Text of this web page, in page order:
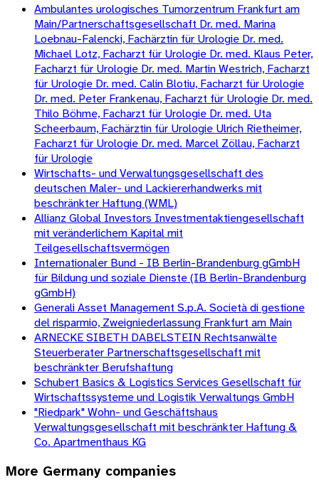
Ambulantes urologisches Tumorzentrum Frankfurt am
Main/Partnerschaftsgesellschaft Dr. med. Marina
Loebnau-Falencki, Fachärztin für Urologie Dr. med.
Michael Lotz, Facharzt für Urologie Dr. med. Klaus Peter,
Facharzt für Urologie Dr. med. Martin Westrich, Facharzt
für Urologie Dr. med. Calin Blotiu, Facharzt für Urologie
Dr. med. Peter Frankenau, Facharzt für Urologie Dr. med.
Thilo Böhme, Facharzt für Urologie Dr. med. Uta
Scheerbaum, Fachärztin für Urologie Ulrich Rietheimer,
Facharzt für Urologie Dr. med. Marcel Zöllau, Facharzt
für Urologie
Wirtschafts- und Verwaltungsgesellschaft des
deutschen Maler- und Lackiererhandwerks mit
beschränkter Haftung (WML)
Allianz Global Investors Investmentaktiengesellschaft
mit veränderlichem Kapital mit
Teilgesellschaftsvermögen
Internationaler Bund - IB Berlin-Brandenburg gGmbH
für Bildung und soziale Dienste (IB Berlin-Brandenburg
gGmbH)
Generali Asset Management S.p.A. Società di gestione
del risparmio, Zweigniederlassung Frankfurt am Main
ARNECKE SIBETH DABELSTEIN Rechtsanwälte
Steuerberater Partnerschaftsgesellschaft mit
beschränkter Berufshaftung
Schubert Basics & Logistics Services Gesellschaft für
Wirtschaftssysteme und Logistik Verwaltungs GmbH
"Riedpark" Wohn- und Geschäftshaus
Verwaltungsgesellschaft mit beschränkter Haftung &
Co. Apartmenthaus KG
More Germany companies